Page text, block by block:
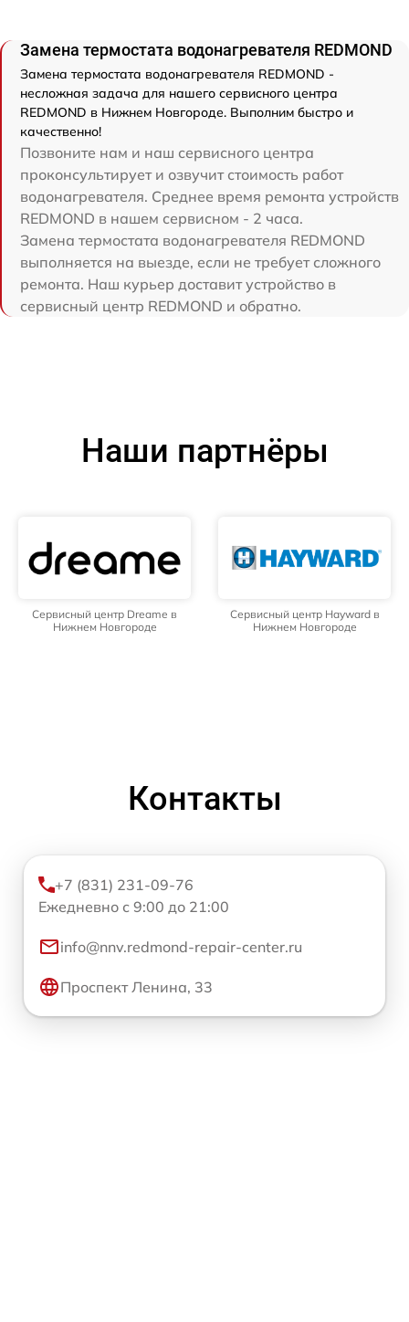
Замена термостата водонагревателя REDMOND
Замена термостата водонагревателя REDMOND -
несложная задача для нашего сервисного центра
REDMOND в Нижнем Новгороде. Выполним быстро и
качественно!
Позвоните нам и наш сервисного центра
проконсультирует и озвучит стоимость работ
водонагревателя. Среднее время ремонта устройств
REDMOND в нашем сервисном - 2 часа.
Замена термостата водонагревателя REDMOND
выполняется на выезде, если не требует сложного
ремонта. Наш курьер доставит устройство в
сервисный центр REDMOND и обратно.
Наши партнёры
Сервисный центр Dreame в
Нижнем Новгороде
Сервисный центр Hayward в
Нижнем Новгороде
Контакты
+7 (831) 231-09-76
Ежедневно с 9:00 до 21:00
info@nnv.redmond-repair-center.ru
Проспект Ленина, 33